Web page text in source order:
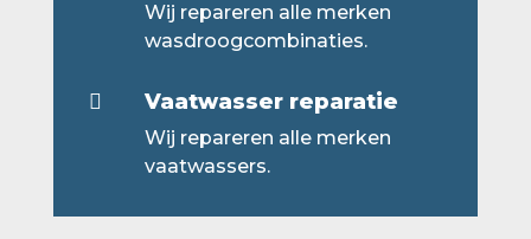
Wij repareren alle merken
wasdroogcombinaties.
 Vaatwasser reparatie
Wij repareren alle merken
vaatwassers.